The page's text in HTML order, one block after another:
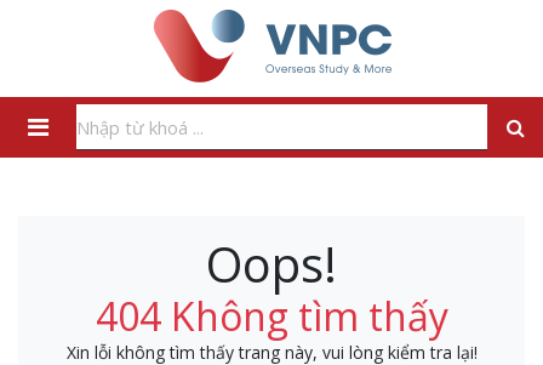
Oops!
404 Không tìm thấy
Xin lỗi không tìm thấy trang này, vui lòng kiểm tra lại!